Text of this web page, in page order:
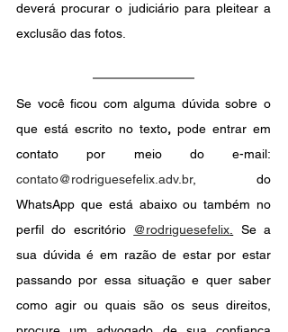
deverá procurar o judiciário para pleitear a
exclusão das fotos.
Se você ficou com alguma dúvida sobre o
que está escrito no texto, pode entrar em
contato@rodriguesefelix.adv.br, do
WhatsApp que está abaixo ou também no
perfil do escritório
@rodriguesefelix
Se a
sua dúvida é em razão de estar por estar
passando por essa situação e quer saber
como agir ou quais são os seus direitos,